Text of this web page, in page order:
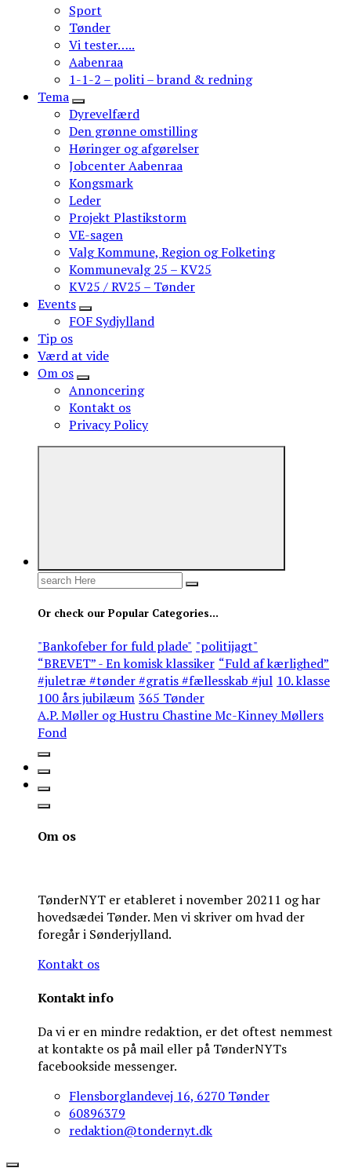
Sport
Tønder
Vi tester…..
Aabenraa
1-1-2 – politi – brand & redning
Tema
Dyrevelfærd
Den grønne omstilling
Høringer og afgørelser
Jobcenter Aabenraa
Kongsmark
Leder
Projekt Plastikstorm
VE-sagen
Valg Kommune, Region og Folketing
Kommunevalg 25 – KV25
KV25 / RV25 – Tønder
Events
FOF Sydjylland
Tip os
Værd at vide
Om os
Annoncering
Kontakt os
Privacy Policy
Search
Or check our Popular Categories...
"Bankofeber for fuld plade" "politijagt"
“BREVET” - En komisk klassiker “Fuld af kærlighed”
#juletræ #tønder #gratis #fællesskab #jul 10. klasse
100 års jubilæum 365 Tønder
A.P. Møller og Hustru Chastine Mc-Kinney Møllers
Fond
Om os
TønderNYT er etableret i november 20211 og har
hovedsædei Tønder. Men vi skriver om hvad der
foregår i Sønderjylland.
Kontakt os
Kontakt info
Da vi er en mindre redaktion, er det oftest nemmest
at kontakte os på mail eller på TønderNYTs
facebookside messenger.
Flensborglandevej 16, 6270 Tønder
60896379
redaktion@tondernyt.dk